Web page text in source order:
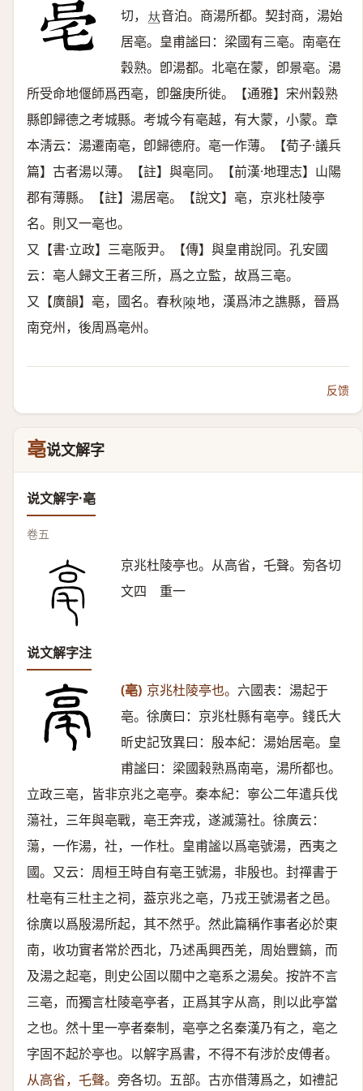
切， 𠀤音泊。商湯所都。契封商，湯始
居亳。皇甫謐曰：梁國有三亳。南亳在
穀熟。卽湯都。北亳在蒙，卽景亳。湯
所受命地偃師爲西亳，卽盤庚所徙。【通雅】宋州穀熟
縣卽歸德之考城縣。考城今有亳越，有大蒙，小蒙。章
本淸云：湯遷南亳，卽歸德府。亳一作薄。【荀子·議兵
篇】古者湯以薄。【註】與亳同。【前漢·地理志】山陽
郡有薄縣。【註】湯居亳。【說文】亳，京兆杜陵亭
名。則又一亳也。
又【書·立政】三亳阪尹。【傳】與皇甫說同。孔安國
云：亳人歸文王者三所，爲之立監，故爲三亳。
又【廣韻】亳，國名。春秋𨻰 地，漢爲沛之譙縣，晉爲
南兗州，後周爲亳州。
反馈
亳说文解字
说文解字·亳
卷五
京兆杜陵亭也。从高省，乇聲。㫄各切
文四 重一
说文解字注
(亳) 京兆杜陵亭也。 六國表：湯起于
亳。徐廣曰：京兆杜縣有亳亭。錢氏大
昕史記攷異曰：殷本紀：湯始居亳。皇
甫謐曰：梁國榖熟爲南亳，湯所都也。
立政三亳，皆非京兆之亳亭。秦本紀：寧公二年遣兵伐
蕩社，三年與亳戰，亳王奔戎，遂滅蕩社。徐廣云：
蕩，一作湯，社，一作杜。皇甫謐以爲亳號湯，西夷之
國。又云：周桓王時自有亳王號湯，非殷也。封禪書于
杜亳有三杜主之祠，葢京兆之亳，乃戎王號湯者之邑。
徐廣以爲殷湯所起，其不然乎。然此篇稱作事者必於東
南，收功實者常於西北，乃述禹興西羌，周始豐鎬，而
及湯之起亳，則史公固以關中之亳系之湯矣。按許不言
三亳，而獨言杜陵亳亭者，正爲其字从高，則以此亭當
之也。然十里一亭者秦制，亳亭之名秦漢乃有之，亳之
字固不起於亭也。以解字爲書，不得不有涉於皮傅者。
从高省，乇聲。 旁各切。五部。古亦借薄爲之，如禮記